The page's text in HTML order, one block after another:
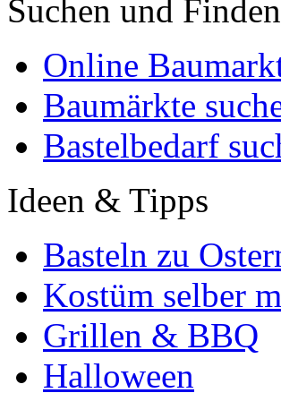
Suchen und Finden
Online
Baumärkte
Bastelbedarf
Ideen & Tipps
Basteln zu
Kostüm selber
Grillen & BBQ
Halloween